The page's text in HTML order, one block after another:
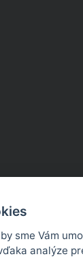
sme Vám
analýze